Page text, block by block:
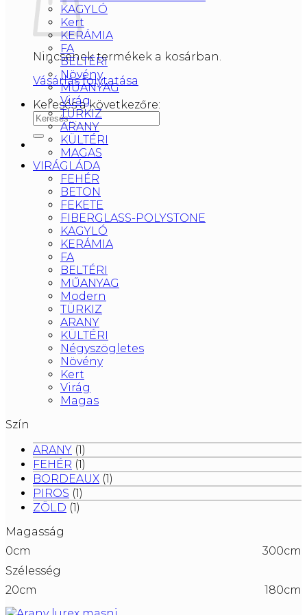
Nincsenek termékek a kosárban.
Vásárlás folytatása
Keresés a következőre:
KAGYLÓ
Kert
KERÁMIA
FA
BELTÉRI
Növény
MŰANYAG
Virág
TÜRKIZ
ARANY
KÜLTÉRI
MAGAS
VIRÁGLÁDA
FEHÉR
BETON
FEKETE
FIBERGLASS-POLYSTONE
KAGYLÓ
KERÁMIA
FA
BELTÉRI
MŰANYAG
Modern
TÜRKIZ
ARANY
KÜLTÉRI
Négyszögletes
Növény
Kert
Virág
Magas
Szín
ARANY (1)
FEHÉR (1)
BORDEAUX (1)
PIROS (1)
ZÖLD (1)
Magasság
0cm
300cm
Szélesség
20cm
180cm